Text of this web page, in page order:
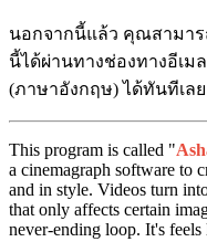
นอกจากนี้แล้ว คุณสามา
นี้ได้ผ่านทางช่องทางอีเมล
(ภาษาอังกฤษ) ได้ทันทีเลย
This program is called "
a cinemagraph software to
and in style. Videos turn
that only affects certain
never-ending loop. It's